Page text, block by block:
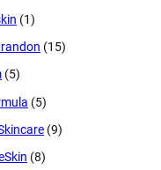
(1)
(15)
(5)
(5)
(9)
(8)